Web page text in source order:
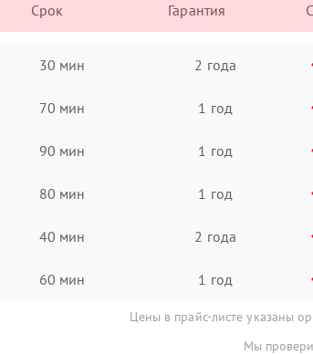
Срок Гарантия
30 мин 2 года
70 мин 1 год
90 мин 1 год
80 мин 1 год
40 мин 2 года
60 мин 1 год
Цены в прайс-листе указаны
Мы